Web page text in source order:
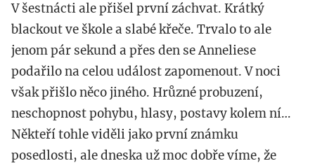
V šestnácti ale přišel první záchvat. Krátký
blackout ve škole a slabé křeče. Trvalo to ale
jenom pár sekund a přes den se Anneliese
podařilo na celou událost zapomenout. V noci
však přišlo něco jiného. Hrůzné probuzení,
neschopnost pohybu, hlasy, postavy kolem ní…
Někteří tohle viděli jako první známku
posedlosti, ale dneska už moc dobře víme, že